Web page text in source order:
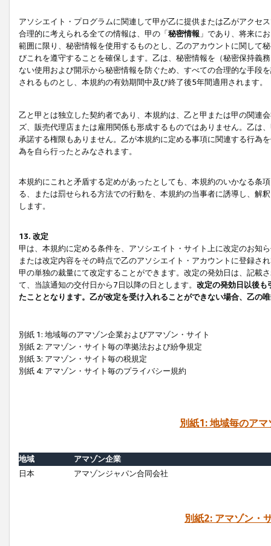
アソシエイト・プログラムに関連して甲が乙に提供または乙がアクセ
合理的に考えられる全ての情報は、甲の「秘密情報 」であり、将来に
範囲に限り、秘密情報を使用するものとし、乙のアカウントに関して
びこれを遵守することを確保します。乙は、秘密情報を（秘密保持義
ない使用および開示から秘密情報を防ぐため、すべての合理的な手段
されるものとし、本規約の有効期間中及び終了後5年間適用されます。
乙と甲とは独立した契約者であり、本規約は、乙と甲または甲の関連
ズ、販売代理店または雇用関係も形成するものではありません。乙は
承諾する権限もありません。乙が本規約に定める事項に関連する行為
為を自ら行ったとみなされます。
本規約にこれと矛盾する定めがあったとしても、本規約のいかなる条
る、または罰せられる方法での行動を、本規約の当事者に誘導し、解
します。
13. 改定
甲は、本規約に定める条件を、アソシエイト・サイト上に改定のお知
または改定内容をその時点で乙のアソシエイト・アカウントに登録さ
甲の単独の裁量にて改定することができます。改定の発効日は、記載
て、当該通知の交付日から7日以降の日とします。 改定の発効日以後も
たこととなります。乙が改定を受け入れることができない場合、乙の
別紙 1: 地域毎のアマゾン企業およびアマゾン・サイト
別紙 2: アマゾン・サイト毎の準拠法および紛争規定
別紙 3: アマゾン・サイト毎の税規定
別紙 4: アマゾン・サイト毎のプライバシー規約
別紙1: 地域毎のア
地域
アマゾン企業
日本
アマゾンジャパン合同会社
別紙2: アマゾン・